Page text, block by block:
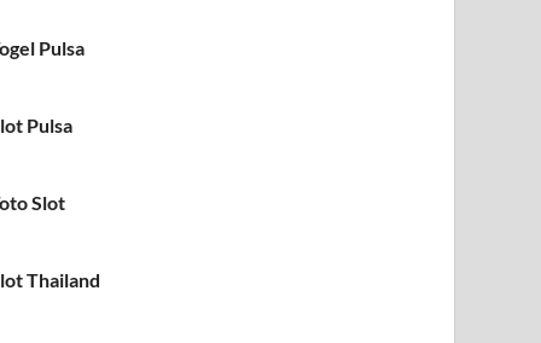
Pulsa
Pulsa
Slot
Thailand